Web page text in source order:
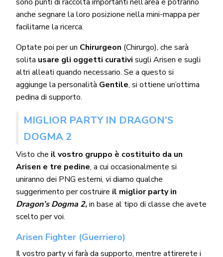
anche segnare la loro posizione nella mini-mappa per
facilitarne la ricerca.
Optate poi per un Chirurgeon (Chirurgo), che sarà
solita usare gli oggetti curativi sugli Arisen e sugli
altri alleati quando necessario. Se a questo si
aggiunge la personalità Gentile, si ottiene un’ottima
pedina di supporto.
MIGLIOR PARTY IN DRAGON’S
DOGMA 2
Visto che il vostro gruppo è costituito da un
Arisen e tre pedine, a cui occasionalmente si
uniranno dei PNG esterni, vi diamo qualche
suggerimento per costruire il miglior party in
Dragon’s Dogma 2,in base al tipo di classe che avete
scelto per voi.
Arisen Fighter (Guerriero)
Il vostro party vi farà da supporto, mentre attirerete i